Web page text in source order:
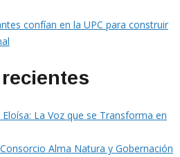
confían en la UPC para construir
Eloísa: La Voz que se Transforma en
Consorcio Alma Natura y Gobernación